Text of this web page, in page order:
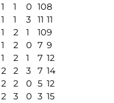
1 1 0 108
1 1 3 11 11
1 2 1 109
1 2 0 7 9
1 2 1 7 12
2 2 3 7 14
2 2 0 5 12
2 3 0 3 15